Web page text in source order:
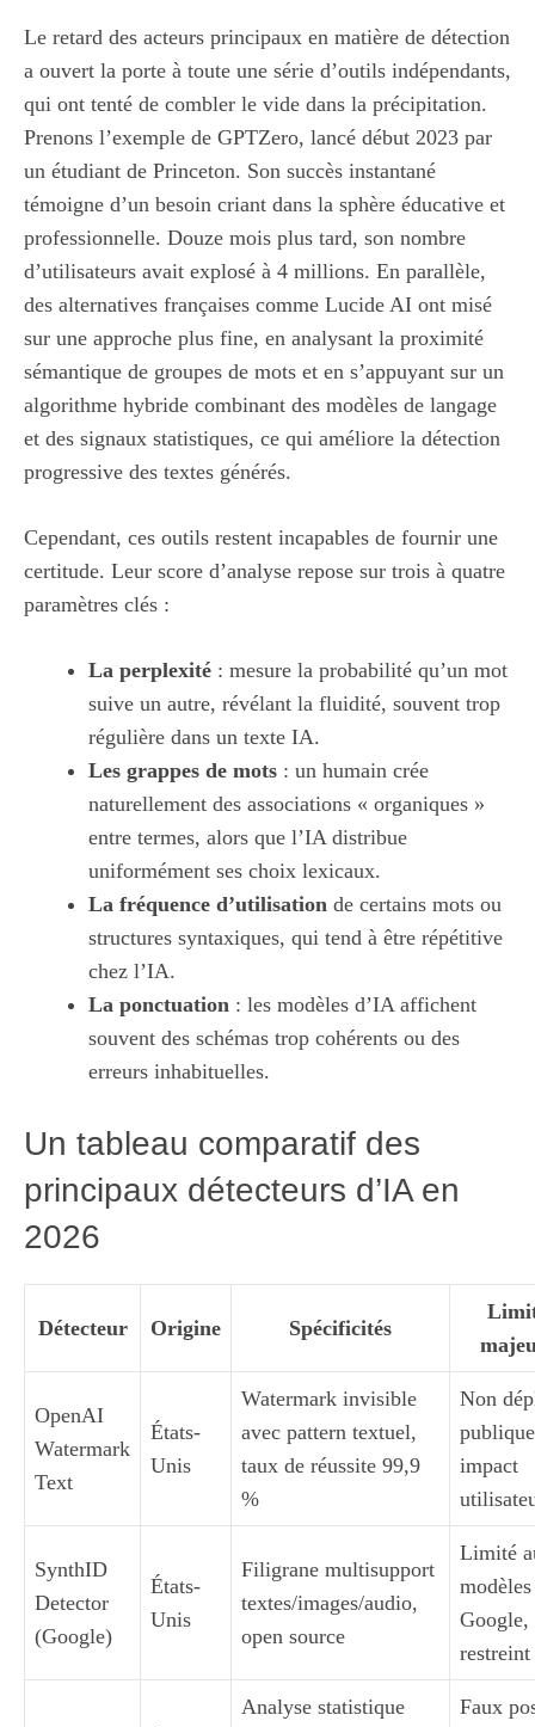
Le retard des acteurs principaux en matière de détection
a ouvert la porte à toute une série d’outils indépendants,
qui ont tenté de combler le vide dans la précipitation.
Prenons l’exemple de GPTZero, lancé début 2023 par
un étudiant de Princeton. Son succès instantané
témoigne d’un besoin criant dans la sphère éducative et
professionnelle. Douze mois plus tard, son nombre
d’utilisateurs avait explosé à 4 millions. En parallèle,
des alternatives françaises comme Lucide AI ont misé
sur une approche plus fine, en analysant la proximité
sémantique de groupes de mots et en s’appuyant sur un
algorithme hybride combinant des modèles de langage
et des signaux statistiques, ce qui améliore la détection
progressive des textes générés.
Cependant, ces outils restent incapables de fournir une
certitude. Leur score d’analyse repose sur trois à quatre
paramètres clés :
La perplexité : mesure la probabilité qu’un mot
suive un autre, révélant la fluidité, souvent trop
régulière dans un texte IA.
Les grappes de mots : un humain crée
naturellement des associations « organiques »
entre termes, alors que l’IA distribue
uniformément ses choix lexicaux.
La fréquence d’utilisation de certains mots ou
structures syntaxiques, qui tend à être répétitive
chez l’IA.
La ponctuation : les modèles d’IA affichent
souvent des schémas trop cohérents ou des
erreurs inhabituelles.
Un tableau comparatif des
principaux détecteurs d’IA en
2026
Détecteur Origine Spécificités
OpenAI
Watermark
Text
États-
Unis
Watermark invisible
avec pattern textuel,
taux de réussite 99,9
%
Non
impact
SynthID
Detector
(Google)
États-
Unis
Filigrane multisupport
textes/images/audio,
open source
Limité
modèles
Google,
restreint
Analyse statistique
Faux